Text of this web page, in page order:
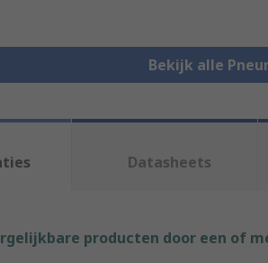
Bekijk alle
Datasheets
producten door een of